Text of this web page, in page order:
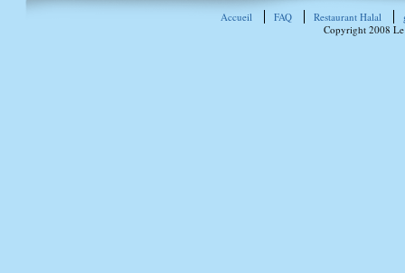
Accueil FAQ Restaurant Halal
Copyright 2008